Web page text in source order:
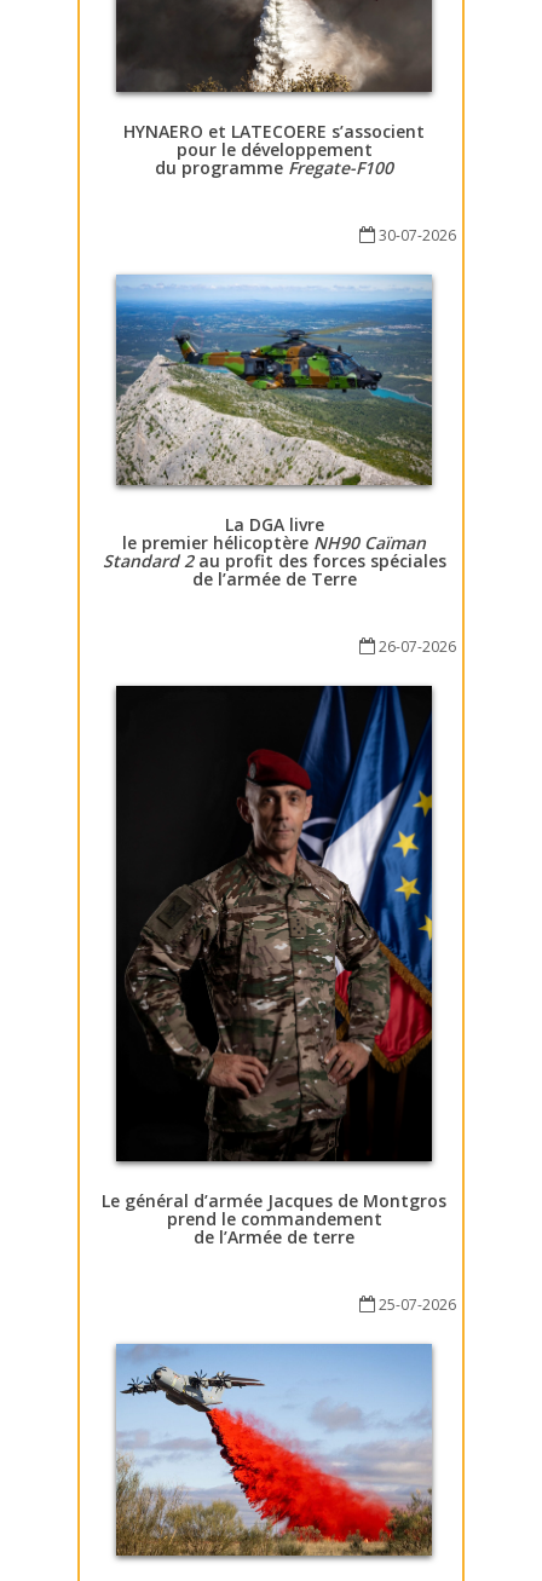
HYNAERO et LATECOERE s’associent
pour le développement
du programme Fregate-F100
30-07-2026
La DGA livre
le premier hélicoptère NH90 Caïman
Standard 2au profit des forces spéciales
de l’armée de Terre
26-07-2026
Le général d’armée Jacques de Montgros
prend le commandement
de l’Armée de terre
25-07-2026